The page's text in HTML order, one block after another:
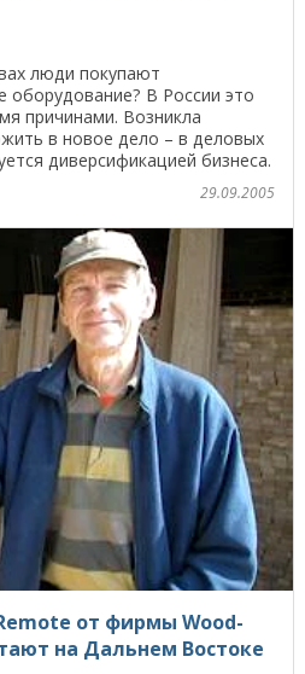
люди покупают
В России это
причинами. Возникла
в новое дело – в деловых
диверсификацией бизнеса.
29.09.2005
от фирмы Wood-
на Дальнем Востоке